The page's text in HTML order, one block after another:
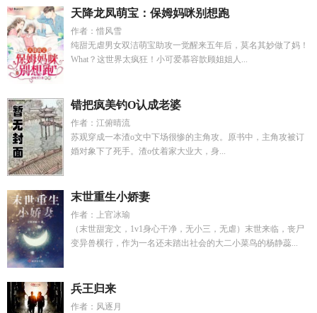
天降龙凤萌宝：保姆妈咪别想跑
作者：惜风雪
纯甜无虐男女双洁萌宝助攻一觉醒来五年后，莫名其妙做了妈！
What？这世界太疯狂！小可爱慕容歆顾姐姐人...
错把疯美钓O认成老婆
作者：江俯晴流
苏观穿成一本渣o文中下场很惨的主角攻。原书中，主角攻被订
婚对象下了死手。渣o仗着家大业大，身...
末世重生小娇妻
作者：上官冰瑜
（末世甜宠文，1v1身心干净，无小三，无虐）末世来临，丧尸
变异兽横行，作为一名还未踏出社会的大二小菜鸟的杨静蕊...
兵王归来
作者：风逐月